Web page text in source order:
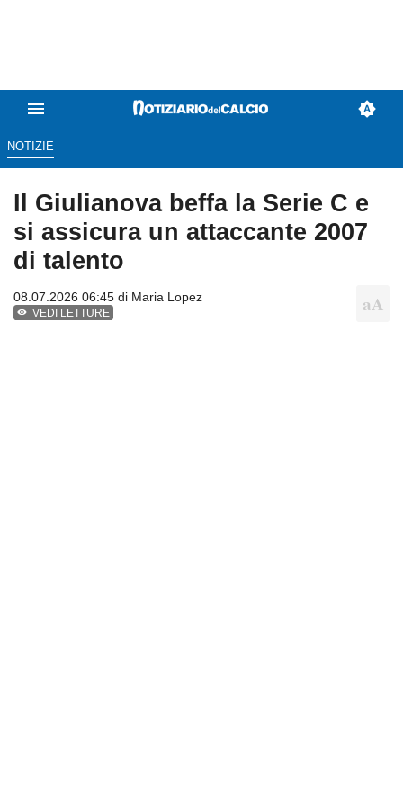
NOTIZIE
Il Giulianova beffa la Serie C e
si assicura un attaccante 2007
di talento
08.07.2026 06:45 di Maria Lopez
VEDI LETTURE